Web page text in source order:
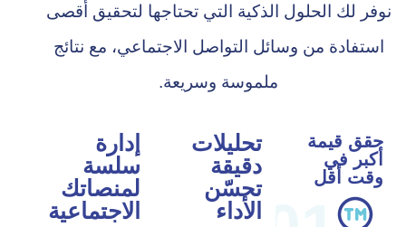
نوفر لك الحلول الذكية التي تحتاجها لتحقيق أقصى
استفادة من وسائل التواصل الاجتماعي، مع نتائج
ملموسة وسريعة.
حقق قيمة
أكبر في
وقت أقل
تحليلات
دقيقة
تحسّن
الأداء
إدارة
سلسة
لمنصاتك
الاجتماعية